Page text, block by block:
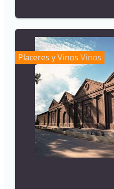
Placeres y Vinos Vinos